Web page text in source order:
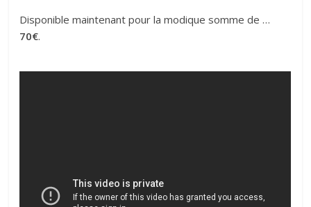
Disponible maintenant pour la modique somme de …
70€.